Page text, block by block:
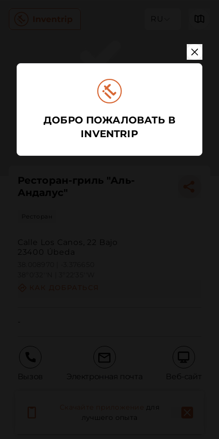
RU
Ресторан-гриль "Аль-
Андалус"
Ресторан
Calle Los Canos, 22 Bajo
23400 Úbeda
Вызов Электронная почта Веб-сайт
Сообщить о проблеме
для
лучшего опыта
ДОБРО ПОЖАЛОВАТЬ В
INVENTRIP